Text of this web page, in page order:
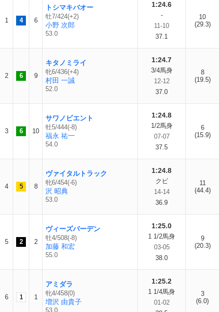
1 4 6
トシマキバオー
牡7/424(+2)
小野 次郎
53.0
1:24.6
-
11-10
37.1
10
(29.3)
2 6 9
キタノミライ
牝6/436(+4)
村田 一誠
52.0
1:24.7
3/4馬身
12-12
37.0
8
(19.5)
3 6 10
サワノビエント
牡5/444(-8)
福永 祐一
54.0
1:24.8
1/2馬身
07-07
37.5
6
(15.9)
4 5 8
ヴァイタルトラック
牝6/454(-6)
沢 昭典
53.0
1:24.8
クビ
14-14
36.9
11
(44.4)
5 2 2
ヴィーズバーデン
牡4/508(-8)
加藤 和宏
55.0
1:25.0
1 1/2馬身
03-05
38.0
9
(20.3)
6 1 1
アミダラ
牝4/458(0)
増沢 由貴子
53.0
1:25.2
1 1/4馬身
01-02
3
(6.0)